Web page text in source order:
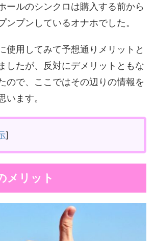
ールのシンクロは購入する前から
ンプンしているオナホでした。
使用してみて予想通りメリットと
したが、反対にデメリットともな
ので、ここではその辺りの情報を
います。
]
メリット